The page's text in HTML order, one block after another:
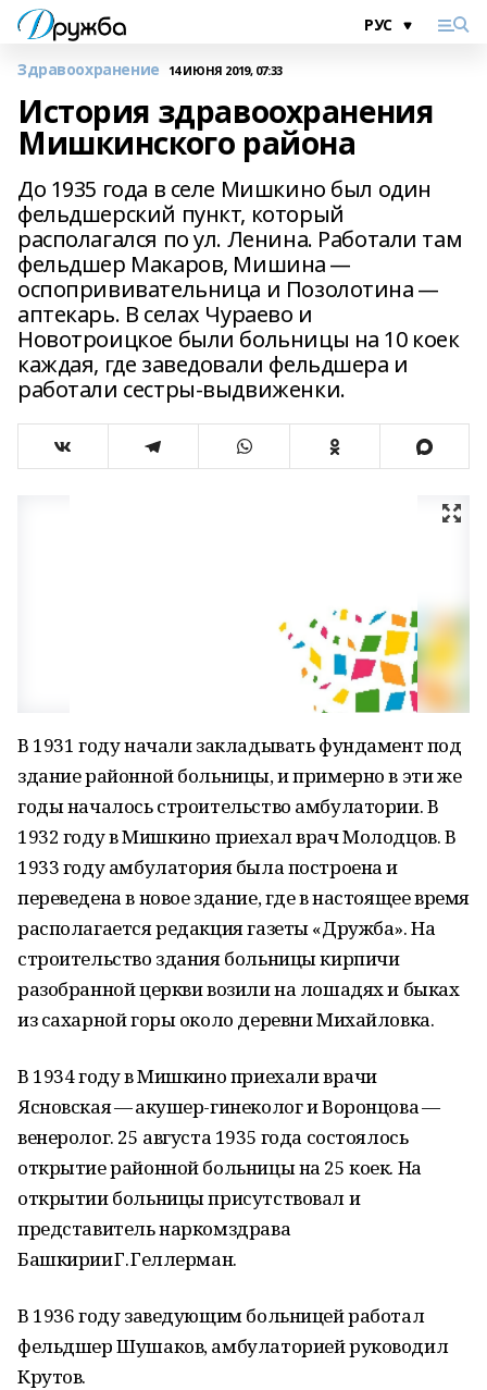
Здравоохранение 14 ИЮНЯ 2019, 07:33
История здравоохранения
Мишкинского района
До 1935 года в селе Мишкино был один
фельдшерский пункт, который
располагался по ул. Ленина. Работали там
фельдшер Макаров, Мишина —
оспопрививательница и Позолотина —
аптекарь. В селах Чураево и
Новотроицкое были больницы на 10 коек
каждая, где заведовали фельдшера и
работали сестры-выдвиженки.
В 1931 году начали закладывать фундамент под
здание районной больницы, и примерно в эти же
годы началось строительство амбулатории. В
1932 году в Мишкино приехал врач Молодцов. В
1933 году амбулатория была построена и
переведена в новое здание, где в настоящее время
располагается редакция газеты «Дружба». На
строительство здания больницы кирпичи
разобранной церкви возили на лошадях и быках
из сахарной горы около деревни Михайловка.
В 1934 году в Мишкино приехали врачи
Ясновская — акушер-гинеколог и Воронцова —
венеролог. 25 августа 1935 года состоялось
открытие районной больницы на 25 коек. На
открытии больницы присутствовал и
представитель наркомздрава
Башкирии Г. Геллерман.
В 1936 году заведующим больницей работал
фельдшер Шушаков, амбулаторией руководил
Крутов.